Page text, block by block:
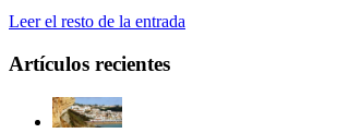
Leer el resto de la entrada
Artículos recientes